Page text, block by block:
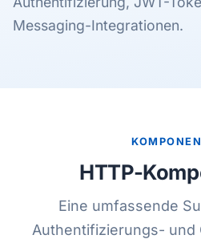
Messaging-Integrationen.
HTTP-
Eine umfassende
Authentifizierungs- und